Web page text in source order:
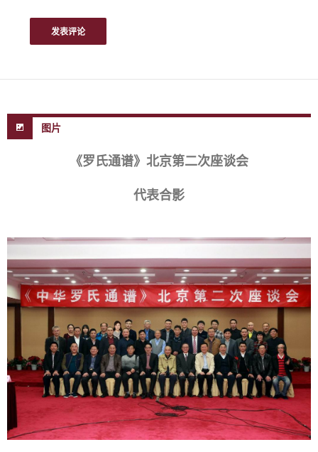
图片
《罗氏通谱》北京第二次座谈会
代表合影